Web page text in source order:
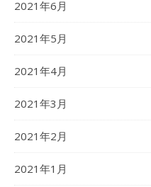
2021年6月
2021年5月
2021年4月
2021年3月
2021年2月
2021年1月